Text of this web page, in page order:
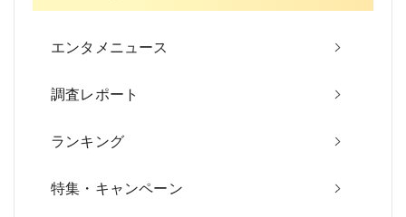
ー
ョ
ン
エンタメニュース
調査レポート
ランキング
特集・キャンペーン